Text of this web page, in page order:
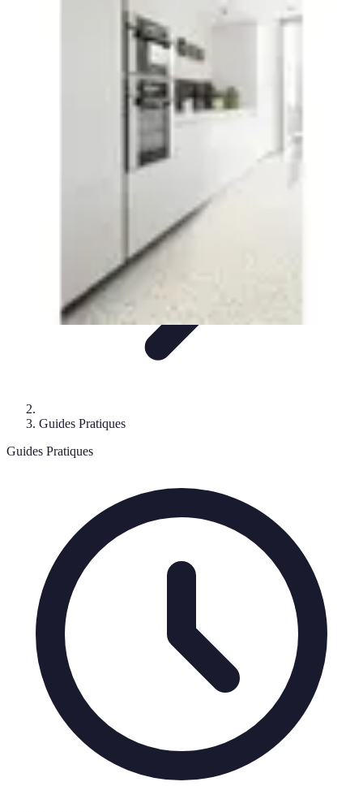
Micro Jardinage Urbain
Comparatifs
Techniques
Guides Pratiques
Micro Jardinage Urbain
Guides Pratiques
Guides Pratiques